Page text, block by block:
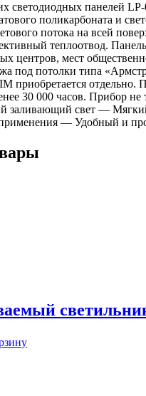
светодиодных панелей
поликарбоната и
потока на всей
теплоотвод.
центров, мест
под потолки типа
приобретается
30 000 часов. Прибор
заливающий свет —
применения — Удобный и